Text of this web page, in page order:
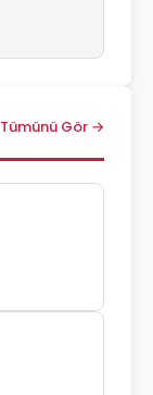
Tümünü Gör →